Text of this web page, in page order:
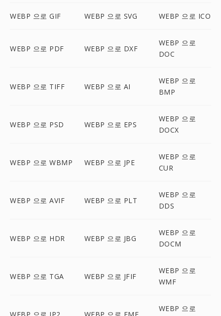
WEBP 으로 GIF WEBP 으로 SVG WEBP 으로 ICO
WEBP 으로 PDF WEBP 으로 DXF
WEBP 으로
DOC
WEBP 으로 TIFF WEBP 으로 AI
WEBP 으로
BMP
WEBP 으로 PSD WEBP 으로 EPS
WEBP 으로
DOCX
WEBP 으로 WBMP WEBP 으로 JPE
WEBP 으로
CUR
WEBP 으로 AVIF WEBP 으로 PLT
WEBP 으로
DDS
WEBP 으로 HDR WEBP 으로 JBG
WEBP 으로
DOCM
WEBP 으로 TGA WEBP 으로 JFIF
WEBP 으로
WMF
WEBP 으로 JP2 WEBP 으로 EMF
WEBP 으로